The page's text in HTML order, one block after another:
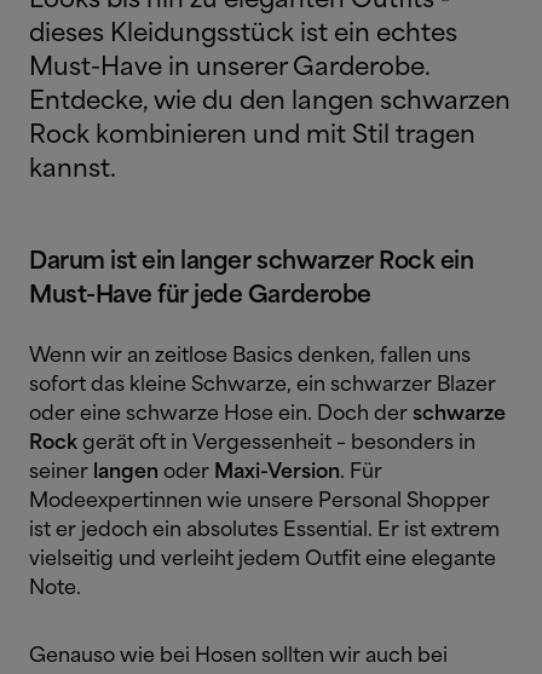
dieses Kleidungsstück ist ein echtes
Must-Have in unserer Garderobe.
Entdecke, wie du den langen schwarzen
Rock kombinieren und mit Stil tragen
kannst.
Darum ist ein langer schwarzer Rock ein
Must-Have für jede Garderobe
Wenn wir an zeitlose Basics denken, fallen uns
sofort das kleine Schwarze, ein schwarzer Blazer
oder eine schwarze Hose ein. Doch der schwarze
Rock gerät oft in Vergessenheit – besonders in
seiner langen oder Maxi-Version. Für
Modeexpertinnen wie unsere Personal Shopper
ist er jedoch ein absolutes Essential. Er ist extrem
vielseitig und verleiht jedem Outfit eine elegante
Note.
Genauso wie bei Hosen sollten wir auch bei